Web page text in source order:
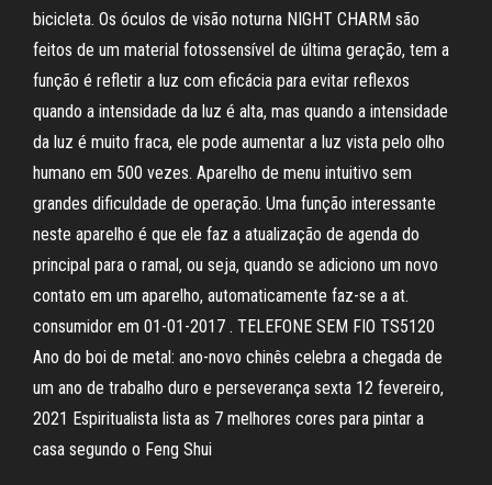
bicicleta. Os óculos de visão noturna NIGHT CHARM são
feitos de um material fotossensível de última geração, tem a
função é refletir a luz com eficácia para evitar reflexos
quando a intensidade da luz é alta, mas quando a intensidade
da luz é muito fraca, ele pode aumentar a luz vista pelo olho
humano em 500 vezes. Aparelho de menu intuitivo sem
grandes dificuldade de operação. Uma função interessante
neste aparelho é que ele faz a atualização de agenda do
principal para o ramal, ou seja, quando se adiciono um novo
contato em um aparelho, automaticamente faz-se a at.
consumidor em 01-01-2017 . TELEFONE SEM FIO TS5120
Ano do boi de metal: ano-novo chinês celebra a chegada de
um ano de trabalho duro e perseverança sexta 12 fevereiro,
2021 Espiritualista lista as 7 melhores cores para pintar a
casa segundo o Feng Shui